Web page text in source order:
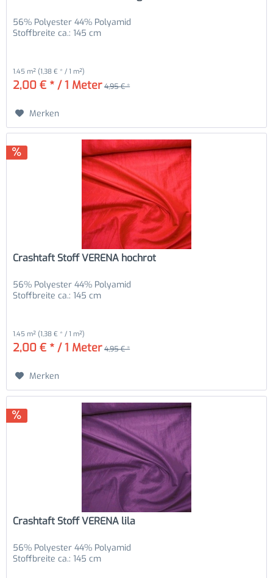
56% Polyester 44% Polyamid
Stoffbreite ca.: 145 cm
1.45 m² (1,38 € * / 1 m²)
2,00 € * / 1 Meter 4,95 € *
Merken
Crashtaft Stoff VERENA hochrot
56% Polyester 44% Polyamid
Stoffbreite ca.: 145 cm
1.45 m² (1,38 € * / 1 m²)
2,00 € * / 1 Meter 4,95 € *
Merken
Crashtaft Stoff VERENA lila
56% Polyester 44% Polyamid
Stoffbreite ca.: 145 cm